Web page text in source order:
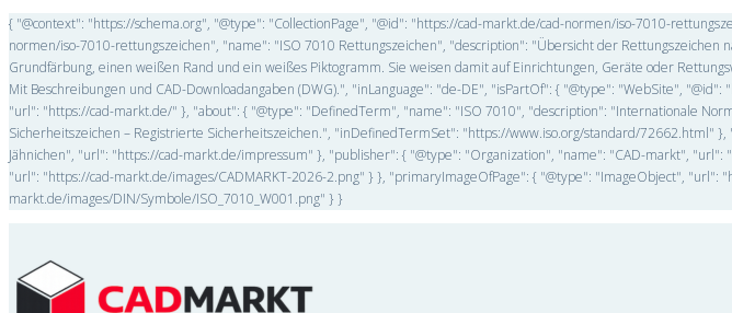
{ "@context": "https://schema.org", "@type": "CollectionPage", "@id": "https://cad-markt.de/cad-normen/iso-7010-
normen/iso-7010-rettungszeichen", "name": "ISO 7010 Rettungszeichen", "description": "Übersicht der Rettungszeichen
Grundfärbung, einen weißen Rand und ein weißes Piktogramm. Sie weisen damit auf Einrichtungen, Geräte oder
Mit Beschreibungen und CAD-Downloadangaben (DWG).", "inLanguage": "de-DE", "isPartOf": { "@type": "WebSite",
"url": "https://cad-markt.de/" }, "about": { "@type": "DefinedTerm", "name": "ISO 7010", "description": "Internationale
Sicherheitszeichen – Registrierte Sicherheitszeichen.", "inDefinedTermSet": "https://www.iso.org/standard/72662.html"
Jähnichen", "url": "https://cad-markt.de/impressum" }, "publisher": { "@type": "Organization", "name": "CAD-markt", "url":
"url": "https://cad-markt.de/images/CADMARKT-2026-2.png" } }, "primaryImageOfPage": { "@type": "ImageObject", "url":
markt.de/images/DIN/Symbole/ISO_7010_W001.png" } }